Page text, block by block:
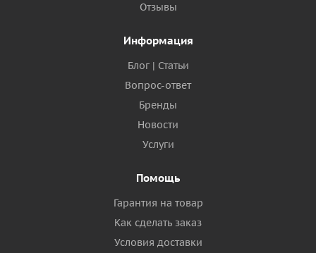
Отзывы
Информация
Блог | Статьи
Вопрос-ответ
Бренды
Новости
Услуги
Помощь
Гарантия на товар
Как сделать заказ
Условия доставки